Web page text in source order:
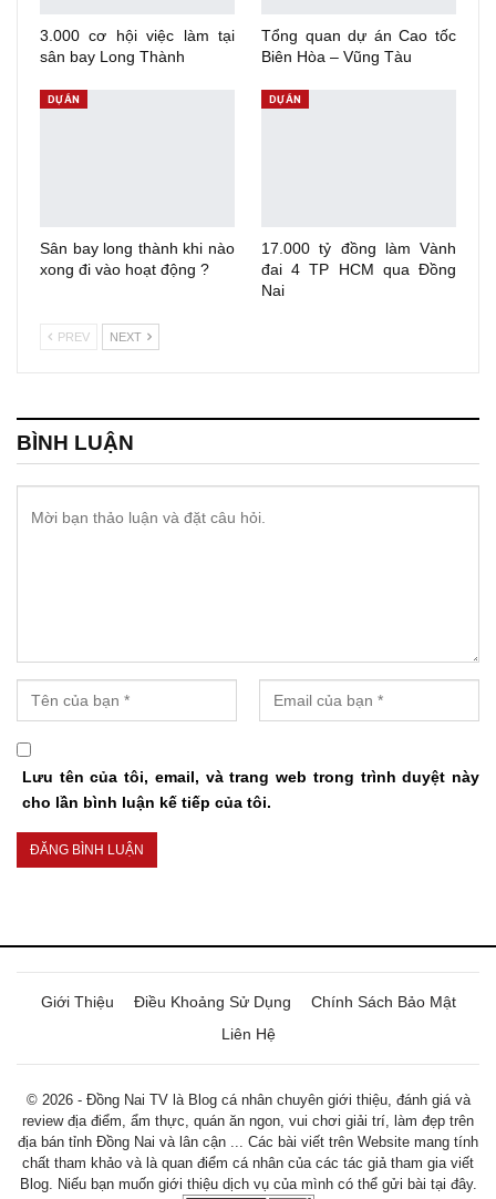
3.000 cơ hội việc làm tại
sân bay Long Thành
Tổng quan dự án Cao tốc
Biên Hòa – Vũng Tàu
DỰ ÁN
Sân bay long thành khi nào
xong đi vào hoạt động ?
DỰ ÁN
17.000 tỷ đồng làm Vành
đai 4 TP HCM qua Đồng
Nai
PREV NEXT
BÌNH LUẬN
Lưu tên của tôi, email, và trang web trong trình duyệt này
cho lần bình luận kế tiếp của tôi.
Giới Thiệu Điều Khoảng Sử Dụng
Chính Sách Bảo Mật
Liên Hệ
© 2026 - Đồng Nai TV là Blog cá nhân chuyên giới thiệu, đánh giá và
review địa điểm, ẩm thực, quán ăn ngon, vui chơi giải trí, làm đẹp trên
địa bán tỉnh Đồng Nai và lân cận ... Các bài viết trên Website mang tính
chất tham khảo và là quan điểm cá nhân của các tác giả tham gia viết
Blog. Niếu bạn muốn giới thiệu dịch vụ của mình có thể gửi bài tại đây.